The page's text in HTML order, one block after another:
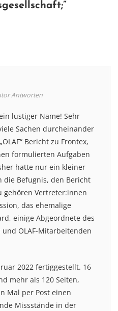
;”
Antworten
lustiger Name! Sehr
Sachen durcheinander
Bericht zu Frontex,
formulierten Aufgaben
hatte nur ein kleiner
die Befugnis, den Bericht
gehören Vertreter:innen
das ehemalige
einige Abgeordnete des
OLAF-Mitarbeitenden
2022 fertiggestellt. 16
mehr als 120 Seiten,
Mal per Post einen
Missstände in der